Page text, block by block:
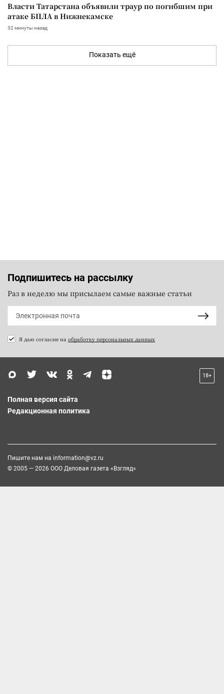
Власти Татарстана объявили траур по погибшим при
атаке БПЛА в Нижнекамске
32 минуты назад
Показать ещё
Подпишитесь на рассылку
Раз в неделю мы присылаем самые важные статьи
Я даю согласие на обработку персональных данных
18+
Полная версия сайта
Редакционная политика
Пишите нам на information@vz.ru
© 2005 — 2026 ООО Деловая газета «Взгляд»